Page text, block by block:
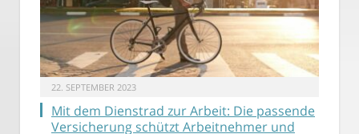
22. SEPTEMBER 2023
Mit dem Dienstrad zur Arbeit: Die passende
Versicherung schützt Arbeitnehmer und